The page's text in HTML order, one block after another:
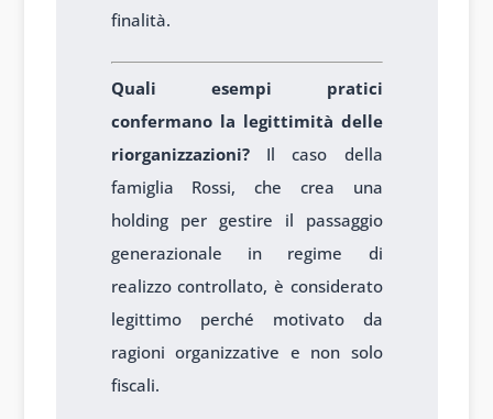
finalità.
Quali esempi pratici
confermano la legittimità delle
riorganizzazioni?Il caso della
famiglia Rossi, che crea una
holding per gestire il passaggio
generazionale in regime di
realizzo controllato, è considerato
legittimo perché motivato da
ragioni organizzative e non solo
fiscali.